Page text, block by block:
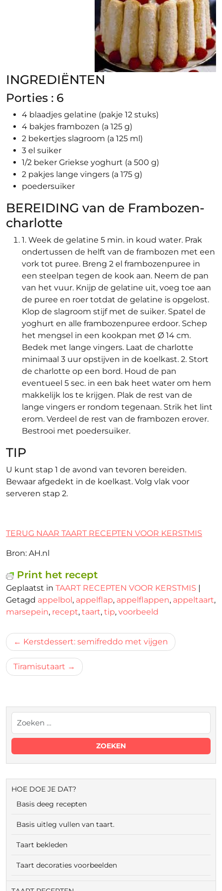
INGREDIËNTEN
Porties : 6
4 blaadjes gelatine (pakje 12 stuks)
4 bakjes frambozen (a 125 g)
2 bekertjes slagroom (a 125 ml)
3 el suiker
1/2 beker Griekse yoghurt (a 500 g)
2 pakjes lange vingers (a 175 g)
poedersuiker
BEREIDING van de Fram­bo­zen­
char­lot­te
1. Week de gelatine 5 min. in koud water. Prak
ondertussen de helft van de frambozen met een
vork tot puree. Breng 2 el frambozenpuree in
een steelpan tegen de kook aan. Neem de pan
van het vuur. Knijp de gelatine uit, voeg toe aan
de puree en roer totdat de gelatine is opgelost.
Klop de slagroom stijf met de suiker. Spatel de
yoghurt en alle frambozenpuree erdoor. Schep
het mengsel in een kookpan met Ø 14 cm.
Bedek met lange vingers. Laat de charlotte
minimaal 3 uur opstijven in de koelkast. 2. Stort
de charlotte op een bord. Houd de pan
eventueel 5 sec. in een bak heet water om hem
makkelijk los te krijgen. Plak de rest van de
lange vingers er rondom tegenaan. Strik het lint
erom. Verdeel de rest van de frambozen erover.
Bestrooi met poedersuiker.
TIP
U kunt stap 1 de avond van tevoren bereiden.
Bewaar afgedekt in de koelkast. Volg vlak voor
serveren stap 2.
TERUG NAAR TAART RECEPTEN VOOR KERSTMIS
Bron: AH.nl
Print het recept
Geplaatst in TAART RECEPTEN VOOR KERSTMIS |
Getagd appelbol, appelflap, appelflappen, appeltaart,
marsepein, recept, taart, tip, voorbeeld
Bericht
navigatie
Kerstdessert: semifreddo met vijgen
Ti­ra­mi­su­taar­t
HOE DOE JE DAT?
Basis deeg recepten
Basis uitleg vullen van taart.
Taart bekleden
Taart decoraties voorbeelden